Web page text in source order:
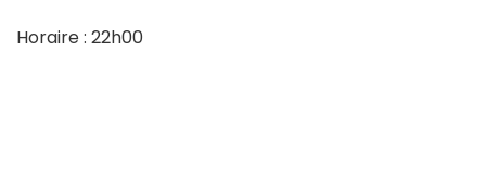
Horaire : 22h00